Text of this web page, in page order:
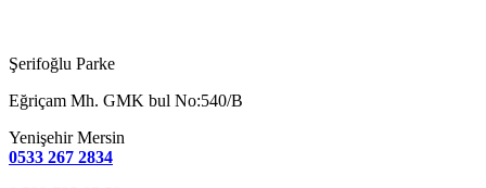
Şerifoğlu Parke
Eğriçam Mh. GMK bul No:540/B
Yenişehir Mersin
0533 267 2834